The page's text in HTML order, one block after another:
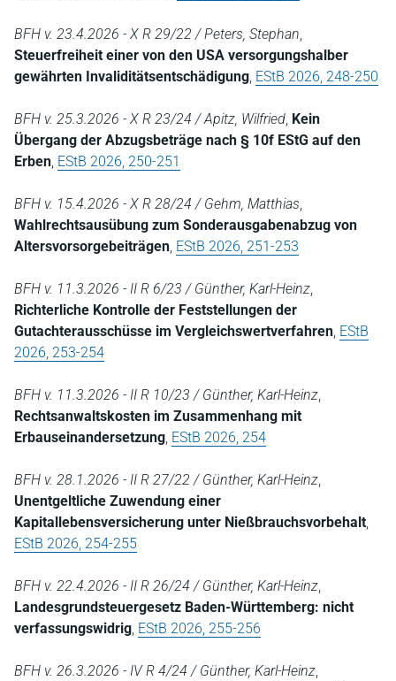
BFH v. 23.4.2026 - X R 29/22 / Peters, Stephan,
Steuerfreiheit einer von den USA versorgungshalber
gewährten Invaliditätsentschädigung, EStB 2026, 248-250
BFH v. 25.3.2026 - X R 23/24 / Apitz, Wilfried, Kein
Übergang der Abzugsbeträge nach § 10f EStG auf den
Erben, EStB 2026, 250-251
BFH v. 15.4.2026 - X R 28/24 / Gehm, Matthias,
Wahlrechtsausübung zum Sonderausgabenabzug von
Altersvorsorgebeiträgen, EStB 2026, 251-253
BFH v. 11.3.2026 - II R 6/23 / Günther, Karl-Heinz,
Richterliche Kontrolle der Feststellungen der
Gutachterausschüsse im Vergleichswertverfahren, EStB
2026, 253-254
BFH v. 11.3.2026 - II R 10/23 / Günther, Karl-Heinz,
Rechtsanwaltskosten im Zusammenhang mit
Erbauseinandersetzung, EStB 2026, 254
BFH v. 28.1.2026 - II R 27/22 / Günther, Karl-Heinz,
Unentgeltliche Zuwendung einer
Kapitallebensversicherung unter Nießbrauchsvorbehalt,
EStB 2026, 254-255
BFH v. 22.4.2026 - II R 26/24 / Günther, Karl-Heinz,
Landesgrundsteuergesetz Baden-Württemberg: nicht
verfassungswidrig, EStB 2026, 255-256
BFH v. 26.3.2026 - IV R 4/24 / Günther, Karl-Heinz,